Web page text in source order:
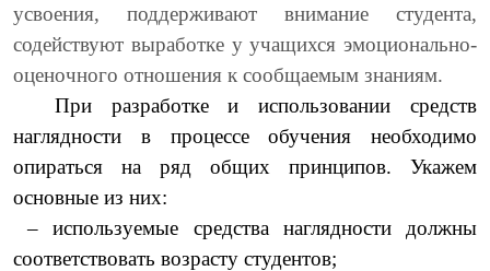
усвоения, поддерживают внимание студента,
содействуют выработке у учащихся эмоционально-
оценочного отношения к сообщаемым знаниям.
При разработке и использовании средств
наглядности в процессе обучения необходимо
опираться на ряд общих принципов. Укажем
основные из них:
– используемые средства наглядности должны
соответствовать возрасту студентов;